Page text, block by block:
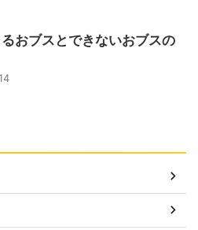
おブスとできないおブスの